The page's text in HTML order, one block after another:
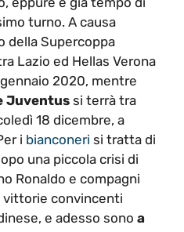
turno. A causa
della Supercoppa
Lazio ed Hellas Verona
2020, mentre
Juventus si terrà tra
18 dicembre, a
i bianconeri si tratta di
una piccola crisi di
Ronaldo e compagni
vittorie convincenti
e adesso sono a